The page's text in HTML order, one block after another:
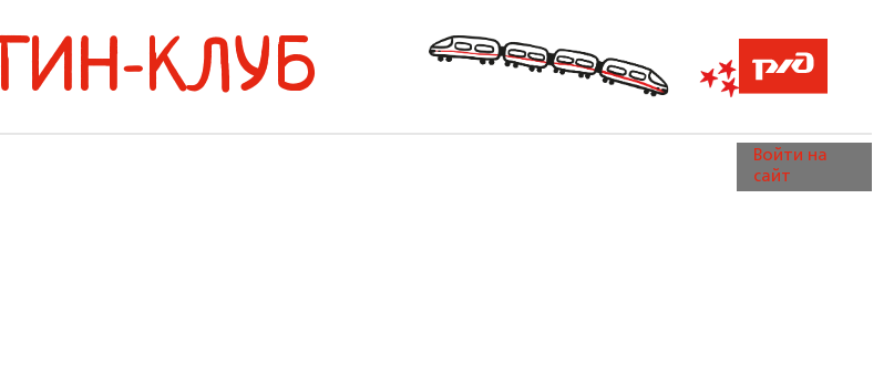
ТИН-КЛУБ
Войти на
сайт